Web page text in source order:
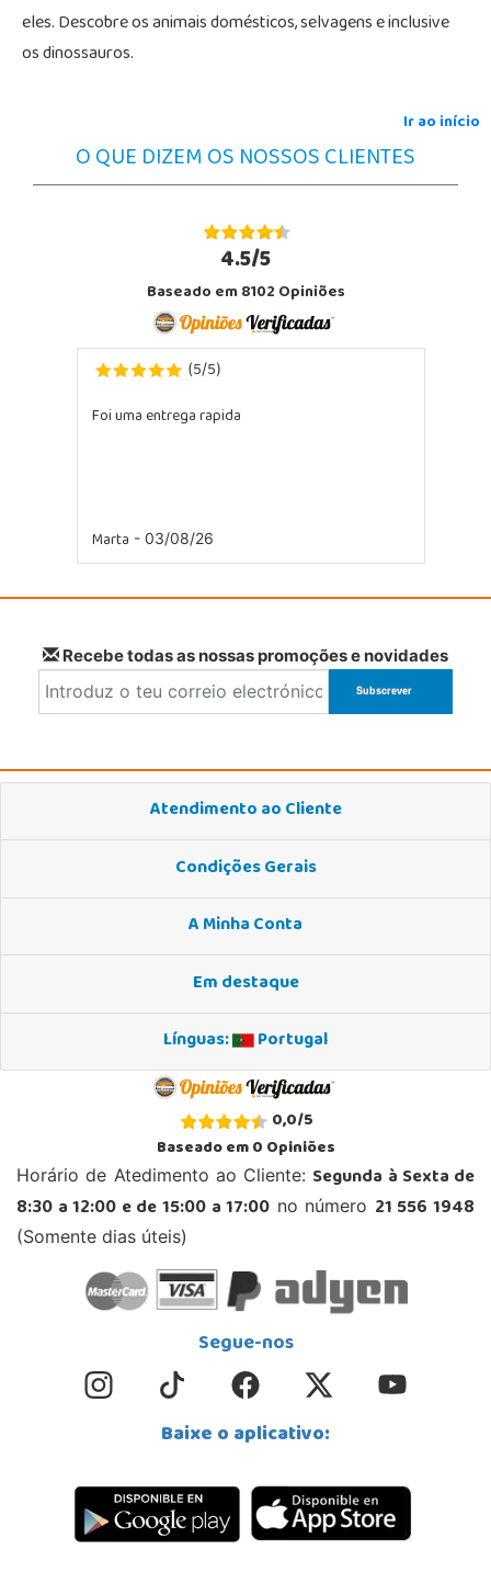
eles. Descobre os animais domésticos, selvagens e inclusive
os dinossauros.
Ir ao início
O QUE DIZEM OS NOSSOS CLIENTES
4.5/5
Baseado em 8102 Opiniões
(5/5)
Foi uma entrega rapida
Marta - 03/08/26
Recebe todas as nossas promoções e novidades
Atendimento ao Cliente
Condições Gerais
A Minha Conta
Em destaque
Línguas:
Portugal
0,0/5
Baseado em0Opiniões
Horário de Atedimento ao Cliente: Segunda à Sexta de
8:30 a 12:00 e de 15:00 a 17:00 no número 21 556 1948
(Somente dias úteis)
Segue-nos
Baixe o aplicativo: